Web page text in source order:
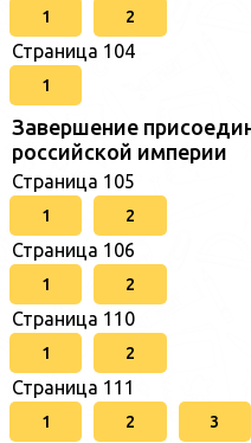
1 2
Страница 104
1
Завершение
российской империи
Страница 105
1 2
Страница 106
1 2
Страница 110
1 2
Страница 111
1 2 3